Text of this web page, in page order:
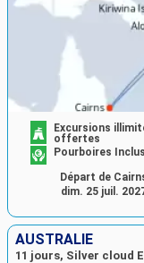
Excursions
offertes
Pourboires Inclus
Départ de
dim. 25 juil.
AUSTRALIE
11 jours, Silver cloud